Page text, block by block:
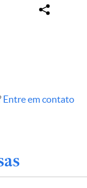
Entre em contato